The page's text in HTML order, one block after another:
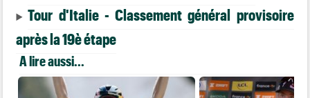
Tour d'Italie - Classement général provisoire
après la 19è étape
A lire aussi...